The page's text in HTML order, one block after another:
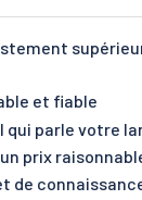
et fiable
qui parle votre
prix
de